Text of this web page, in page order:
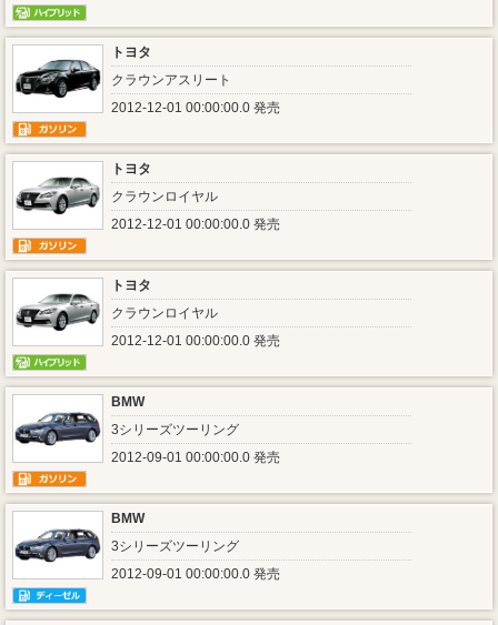
トヨタ
クラウンアスリート
2012-12-01 00:00:00.0 発売
トヨタ
クラウンロイヤル
2012-12-01 00:00:00.0 発売
トヨタ
クラウンロイヤル
2012-12-01 00:00:00.0 発売
BMW
3シリーズツーリング
2012-09-01 00:00:00.0 発売
BMW
3シリーズツーリング
2012-09-01 00:00:00.0 発売